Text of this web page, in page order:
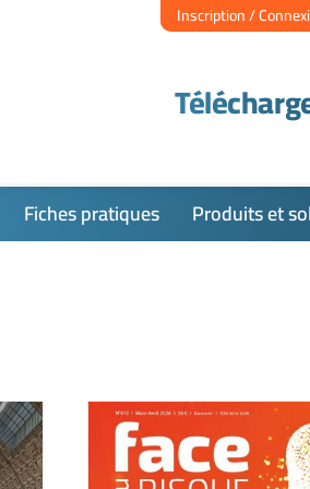
Inscription /
Fiches pratiques Produits et